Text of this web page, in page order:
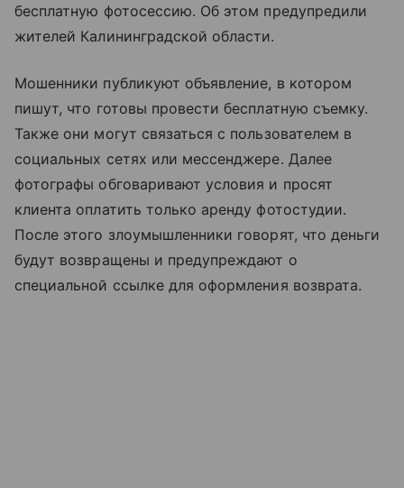
бесплатную фотосессию. Об этом предупредили
жителей Калининградской области.
Мошенники публикуют объявление, в котором
пишут, что готовы провести бесплатную съемку.
Также они могут связаться с пользователем в
социальных сетях или мессенджере. Далее
фотографы обговаривают условия и просят
клиента оплатить только аренду фотостудии.
После этого злоумышленники говорят, что деньги
будут возвращены и предупреждают о
специальной ссылке для оформления возврата.